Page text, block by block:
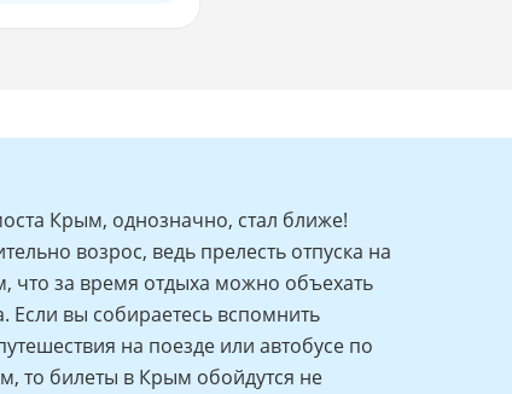
Крым, однозначно, стал ближе!
возрос, ведь прелесть отпуска на
что за время отдыха можно объехать
Если вы собираетесь вспомнить
на поезде или автобусе по
то билеты в Крым обойдутся не